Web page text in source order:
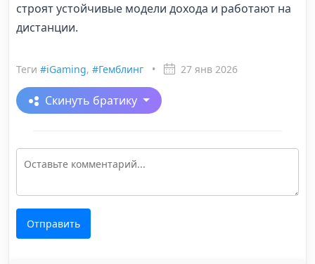
строят устойчивые модели дохода и работают на
дистанции.
Теги #iGaming, #Гемблинг • 27 янв 2026
Скинуть братику
Отправить